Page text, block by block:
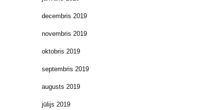
decembris 2019
novembris 2019
oktobris 2019
septembris 2019
augusts 2019
jūlijs 2019